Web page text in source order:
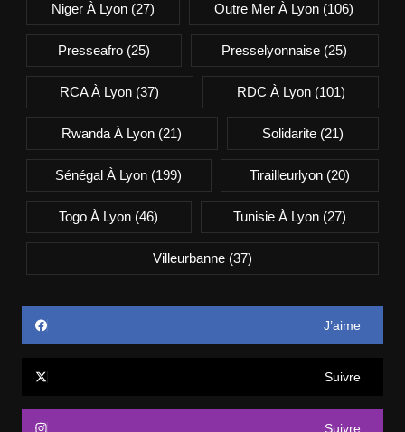
Niger À Lyon(27) Outre Mer À Lyon (106)
Presseafro(25) Presselyonnaise (25)
RCA À Lyon (37) RDC À Lyon(101)
Rwanda À Lyon (21) Solidarite(21)
Sénégal À Lyon (199) Tirailleurlyon(20)
Togo À Lyon (46) Tunisie À Lyon(27)
Villeurbanne(37)
J’aime
Suivre
Suivre